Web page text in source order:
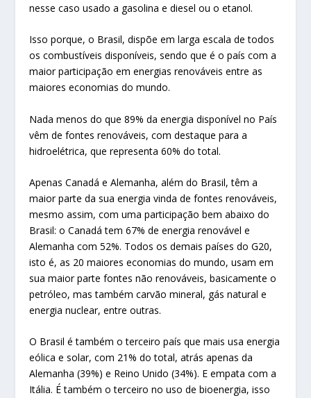
nesse caso usado a gasolina e diesel ou o etanol.
Isso porque, o Brasil, dispõe em larga escala de todos
os combustíveis disponíveis, sendo que é o país com a
maior participação em energias renováveis entre as
maiores economias do mundo.
Nada menos do que 89% da energia disponível no País
vêm de fontes renováveis, com destaque para a
hidroelétrica, que representa 60% do total.
Apenas Canadá e Alemanha, além do Brasil, têm a
maior parte da sua energia vinda de fontes renováveis,
mesmo assim, com uma participação bem abaixo do
Brasil: o Canadá tem 67% de energia renovável e
Alemanha com 52%. Todos os demais países do G20,
isto é, as 20 maiores economias do mundo, usam em
sua maior parte fontes não renováveis, basicamente o
petróleo, mas também carvão mineral, gás natural e
energia nuclear, entre outras.
O Brasil é também o terceiro país que mais usa energia
eólica e solar, com 21% do total, atrás apenas da
Alemanha (39%) e Reino Unido (34%). E empata com a
Itália. É também o terceiro no uso de bioenergia, isso